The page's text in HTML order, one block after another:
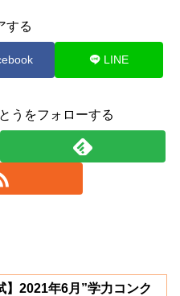
する
LINE
うをフォローする
】2021年6月”学力コンク